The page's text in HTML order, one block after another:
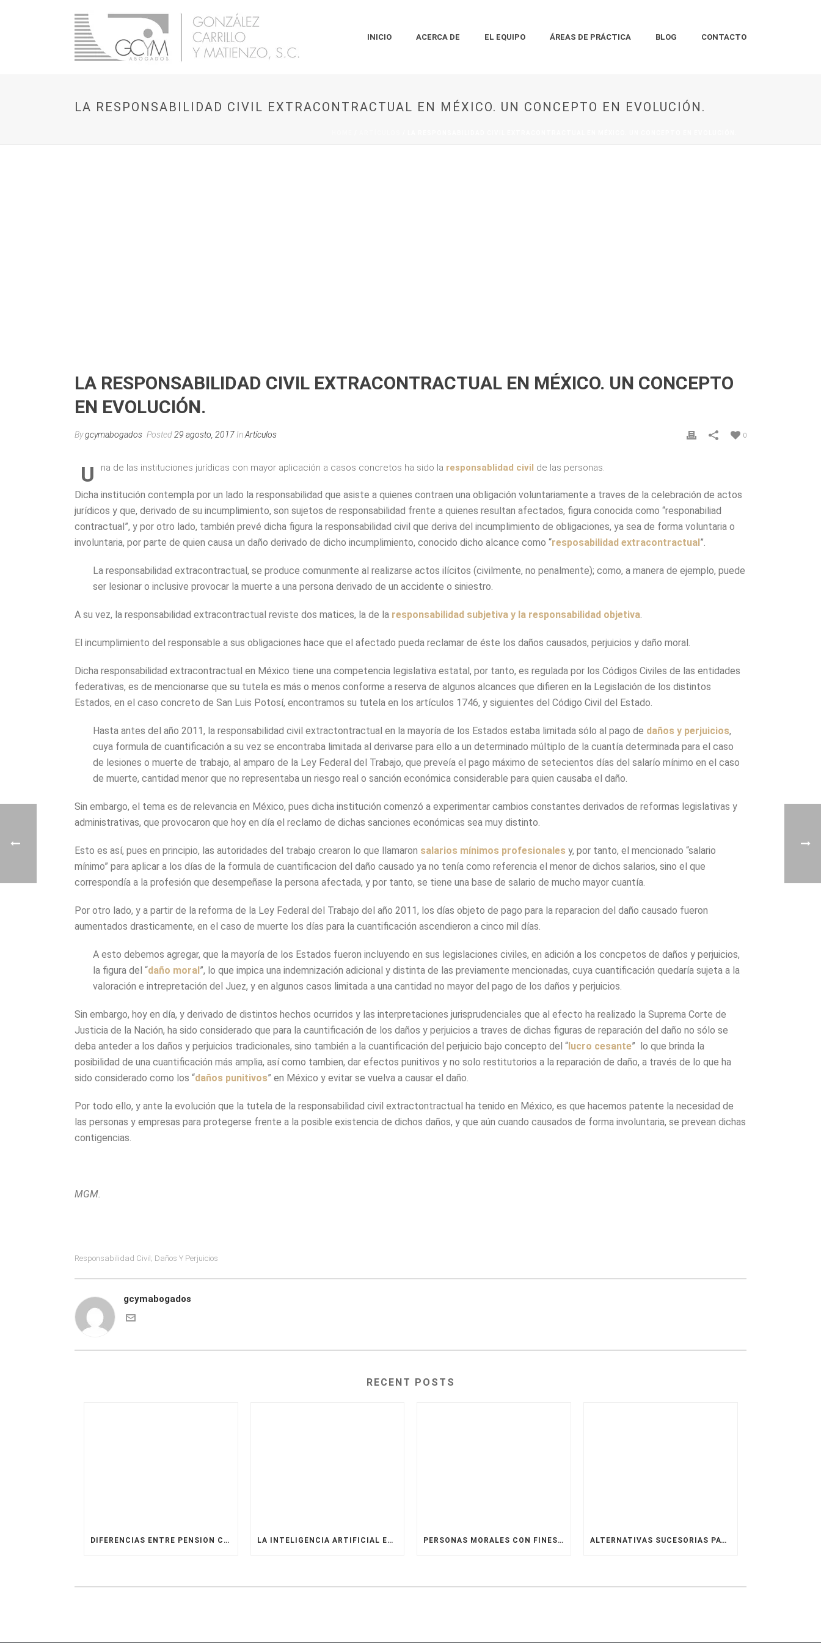
INICIO ACERCA DE EL EQUIPO ÁREAS DE PRÁCTICA BLOG CONTACTO
LA RESPONSABILIDAD CIVIL EXTRACONTRACTUAL EN MÉXICO. UN CONCEPTO EN EVOLUCIÓN.
LA RESPONSABILIDAD CIVIL EXTRACONTRACTUAL EN MÉXICO. UN CONCEPTO
EN EVOLUCIÓN.
Bygcymabogados Posted 29 agosto, 2017 InArtículos 0
U na de las instituciones jurídicas con mayor aplicación a casos concretos ha sido la responsablidad civil de las personas.
Dicha institución contempla por un lado la responsabilidad que asiste a quienes contraen una obligación voluntariamente a traves de la celebración de actos
jurídicos y que, derivado de su incumplimiento, son sujetos de responsabilidad frente a quienes resultan afectados, figura conocida como “responabiliad
contractual”, y por otro lado, también prevé dicha figura la responsabilidad civil que deriva del incumplimiento de obligaciones, ya sea de forma voluntaria o
involuntaria, por parte de quien causa un daño derivado de dicho incumplimiento, conocido dicho alcance como “resposabilidad extracontractual”.
La responsabilidad extracontractual, se produce comunmente al realizarse actos ilícitos (civilmente, no penalmente); como, a manera de ejemplo, puede
ser lesionar o inclusive provocar la muerte a una persona derivado de un accidente o siniestro.
A su vez, la responsabilidad extracontractual reviste dos matices, la de la responsabilidad subjetiva y la responsabilidad objetiva.
El incumplimiento del responsable a sus obligaciones hace que el afectado pueda reclamar de éste los daños causados, perjuicios y daño moral.
Dicha responsabilidad extracontractual en México tiene una competencia legislativa estatal, por tanto, es regulada por los Códigos Civiles de las entidades
federativas, es de mencionarse que su tutela es más o menos conforme a reserva de algunos alcances que difieren en la Legislación de los distintos
Estados, en el caso concreto de San Luis Potosí, encontramos su tutela en los artículos 1746, y siguientes del Código Civil del Estado.
Hasta antes del año 2011, la responsabilidad civil extractontractual en la mayoría de los Estados estaba limitada sólo al pago de daños y perjuicios,
cuya formula de cuantificación a su vez se encontraba limitada al derivarse para ello a un determinado múltiplo de la cuantía determinada para el caso
de lesiones o muerte de trabajo, al amparo de la Ley Federal del Trabajo, que preveía el pago máximo de setecientos días del salarío mínimo en el caso
de muerte, cantidad menor que no representaba un riesgo real o sanción económica considerable para quien causaba el daño.
Sin embargo, el tema es de relevancia en México, pues dicha institución comenzó a experimentar cambios constantes derivados de reformas legislativas y
administrativas, que provocaron que hoy en día el reclamo de dichas sanciones económicas sea muy distinto.
Esto es así, pues en principio, las autoridades del trabajo crearon lo que llamaron salarios mínimos profesionales y, por tanto, el mencionado “salario
mínimo” para aplicar a los días de la formula de cuantificacion del daño causado ya no tenía como referencia el menor de dichos salarios, sino el que
correspondía a la profesión que desempeñase la persona afectada, y por tanto, se tiene una base de salario de mucho mayor cuantía.
Por otro lado, y a partir de la reforma de la Ley Federal del Trabajo del año 2011, los días objeto de pago para la reparacion del daño causado fueron
aumentados drasticamente, en el caso de muerte los días para la cuantificación ascendieron a cinco mil días.
A esto debemos agregar, que la mayoría de los Estados fueron incluyendo en sus legislaciones civiles, en adición a los concpetos de daños y perjuicios,
la figura del “daño moral”, lo que impica una indemnización adicional y distinta de las previamente mencionadas, cuya cuantificación quedaría sujeta a la
valoración e intrepretación del Juez, y en algunos casos limitada a una cantidad no mayor del pago de los daños y perjuicios.
Sin embargo, hoy en día, y derivado de distintos hechos ocurridos y las interpretaciones jurisprudenciales que al efecto ha realizado la Suprema Corte de
Justicia de la Nación, ha sido considerado que para la cauntificación de los daños y perjuicios a traves de dichas figuras de reparación del daño no sólo se
deba anteder a los daños y perjuicios tradicionales, sino también a la cuantificación del perjuicio bajo concepto del “lucro cesante” lo que brinda la
posibilidad de una cuantificación más amplia, así como tambien, dar efectos punitivos y no solo restitutorios a la reparación de daño, a través de lo que ha
sido considerado como los “daños punitivos” en México y evitar se vuelva a causar el daño.
Por todo ello, y ante la evolución que la tutela de la responsabilidad civil extractontractual ha tenido en México, es que hacemos patente la necesidad de
las personas y empresas para protegerse frente a la posible existencia de dichos daños, y que aún cuando causados de forma involuntaria, se prevean dichas
contigencias.
MGM.
Responsabilidad Civil; Daños Y Perjuicios
gcymabogados
RECENT POSTS
DIFERENCIAS ENTRE PENSION COMPENSATORIA E INDEMNMINAZACION POR BIENES ADQUIRIDOS EN EL MATRIMONIO ¿PUEDEN COEXISTIR? LA INTELIGENCIA ARTIFICIAL EN LA ASESORÍA LEGAL: VENTAJAS, DESVENTAJAS Y CASOS REALES. PERSONAS MORALES CON FINES NO LUCRATIVOS Y DONATARIAS AUTORIZADAS EN MÉXICO. ALTERNATIVAS SUCESORIAS PATRIMONIALES